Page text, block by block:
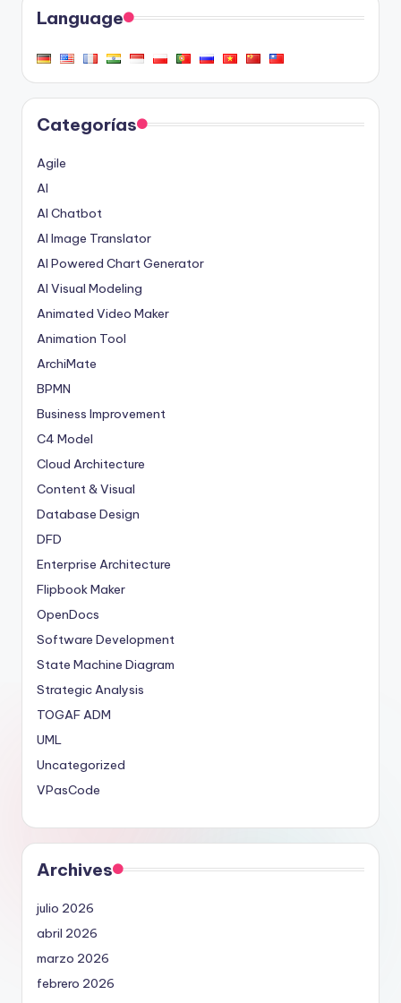
Language
Categorías
Agile
AI
AI Chatbot
AI Image Translator
AI Powered Chart Generator
AI Visual Modeling
Animated Video Maker
Animation Tool
ArchiMate
BPMN
Business Improvement
C4 Model
Cloud Architecture
Content & Visual
Database Design
DFD
Enterprise Architecture
Flipbook Maker
OpenDocs
Software Development
State Machine Diagram
Strategic Analysis
TOGAF ADM
UML
Uncategorized
VPasCode
Archives
julio 2026
abril 2026
marzo 2026
febrero 2026